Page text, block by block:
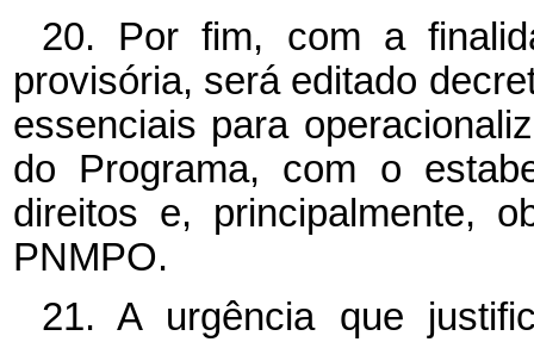
20. Por fim, com a
provisória, será editado
essenciais para
do Programa, com o
direitos e, principalmente,
PNMPO.
21. A urgência que